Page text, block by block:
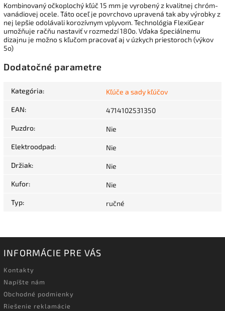
Kombinovaný očkoplochý kľúč 15 mm je vyrobený z kvalitnej chróm-
vanádiovej ocele. Táto oceľ je povrchovo upravená tak aby výrobky z
nej lepšie odolávali korozívnym vplyvom. Technológia FlexiGear
umožňuje račňu nastaviť v rozmedzí 180o. Vďaka špeciálnemu
dizajnu je možno s kľučom pracovať aj v úzkych priestoroch (výkov
5o)
Dodatočné parametre
Kategória: Kľúče a sady kľúčov
EAN: 4714102531350
Puzdro: Nie
Elektroodpad: Nie
Držiak: Nie
Kufor: Nie
Typ: ručné
INFORMÁCIE PRE VÁS
Kontakty
Napíšte nám
Obchodné podmienky
Riešenie reklamácie